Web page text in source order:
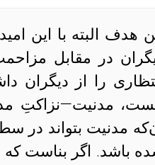
هدف البته با این
در مقابل
را از
مدنیت—نزاکتِ
مدنیت بتواند در
باشد. اگر بناست که